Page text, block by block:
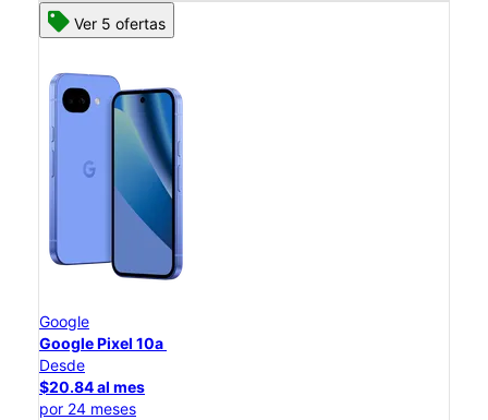
Ver 5 ofertas
Google
Google Pixel 10a
Desde
$20.84 al mes
por 24 meses